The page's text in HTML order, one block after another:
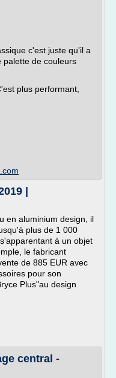
c'est juste qu'il a
palette de couleurs
plus performant,
|
en aluminium design, il
plus de 1 000
à un objet
le fabricant
de 885 EUR avec
pour son
Plus"au design
central -